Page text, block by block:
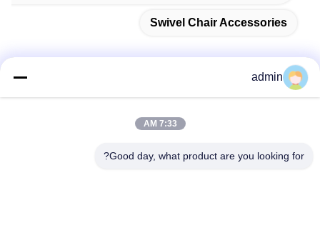
Swivel Chair Accessories
admin
7:33 AM
Good day, what product are you looking for?